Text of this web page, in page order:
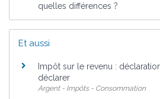
quelles différences ?
Et aussi
Impôt sur le revenu :
déclarer
Argent - Impôts - Consommation